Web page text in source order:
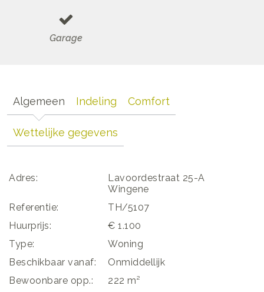
Garage
Algemeen Indeling Comfort
Wettelijke gegevens
Adres:
Lavoordestraat 25-A
Wingene
Referentie:
TH/5107
Huurprijs:
€ 1.100
Type:
Woning
Beschikbaar vanaf:
Onmiddellijk
Bewoonbare opp.:
222 m²